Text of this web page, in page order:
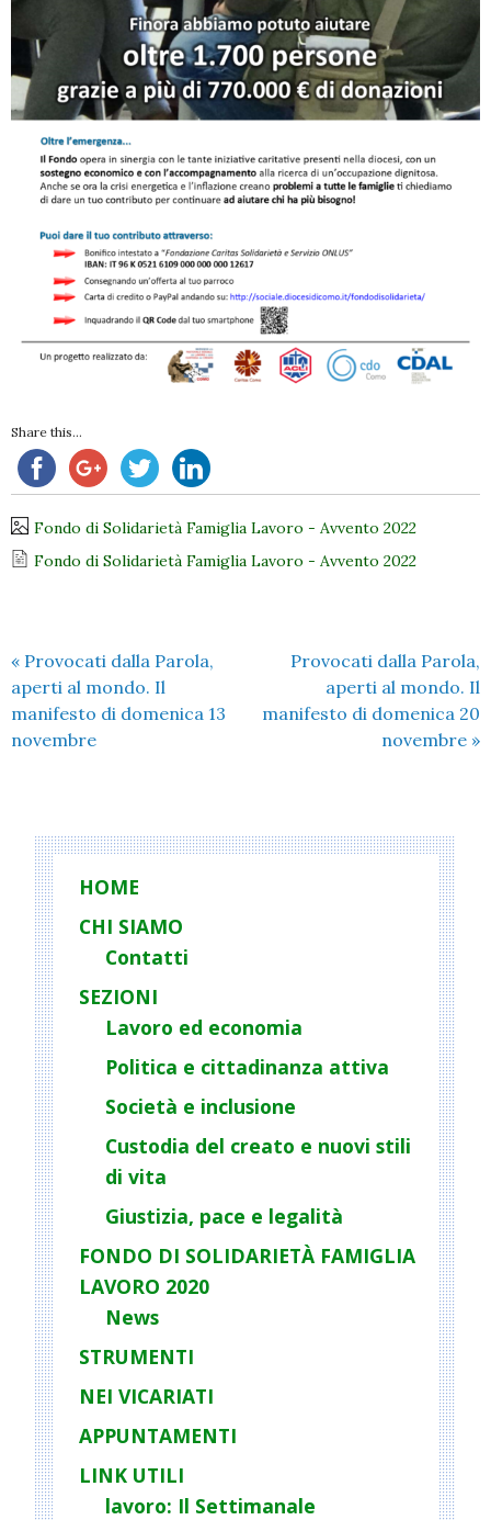
Share this...
Fondo di Solidarietà Famiglia Lavoro - Avvento 2022
Fondo di Solidarietà Famiglia Lavoro - Avvento 2022
« Provocati dalla Parola,
aperti al mondo. Il
manifesto di domenica 13
novembre
Provocati dalla Parola,
aperti al mondo. Il
manifesto di domenica 20
novembre »
HOME
CHI SIAMO
Contatti
SEZIONI
Lavoro ed economia
Politica e cittadinanza attiva
Società e inclusione
Custodia del creato e nuovi stili
di vita
Giustizia, pace e legalità
FONDO DI SOLIDARIETÀ FAMIGLIA
LAVORO 2020
News
STRUMENTI
NEI VICARIATI
APPUNTAMENTI
LINK UTILI
lavoro: Il Settimanale